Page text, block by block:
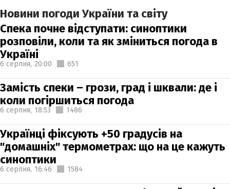
Новини погоди України та світу
Спека почне відступати: синоптики
розповіли, коли та як зміниться погода в
Україні
6 серпня, 20:00 651
Замість спеки – грози, град і шквали: де і
коли погіршиться погода
6 серпня, 18:53 1486
Українці фіксують +50 градусів на
"домашніх" термометрах: що на це кажуть
синоптики
6 серпня, 16:46 1584